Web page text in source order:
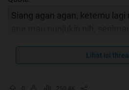
Siang agan agan, ketemu lagi
:
kudu di
Lihat isi
0 250.4K